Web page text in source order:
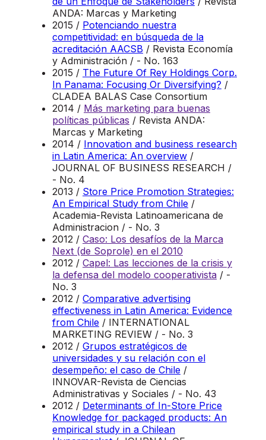
ANDA: Marcas y Marketing
2015 / Potenciando nuestra
competitividad: en búsqueda de la
acreditación AACSB / Revista Economía
y Administración / - No. 163
2015 / The Future Of Rey Holdings Corp.
In Panama: Focusing Or Diversifying? /
CLADEA BALAS Case Consortium
2014 / Más marketing para buenas
políticas públicas / Revista ANDA:
Marcas y Marketing
2014 / Innovation and business research
in Latin America: An overview /
JOURNAL OF BUSINESS RESEARCH /
- No. 4
2013 / Store Price Promotion Strategies:
An Empirical Study from Chile /
Academia-Revista Latinoamericana de
Administracion / - No. 3
2012 / Caso: Los desafíos de la Marca
Next (de Soprole) en el 2010
2012 / Capel: Las lecciones de la crisis y
la defensa del modelo cooperativista / -
No. 3
2012 / Comparative advertising
effectiveness in Latin America: Evidence
from Chile / INTERNATIONAL
MARKETING REVIEW / - No. 3
2012 / Grupos estratégicos de
universidades y su relación con el
desempeño: el caso de Chile /
INNOVAR-Revista de Ciencias
Administrativas y Sociales / - No. 43
2012 / Determinants of In-Store Price
Knowledge for packaged products: An
empirical study in a Chilean